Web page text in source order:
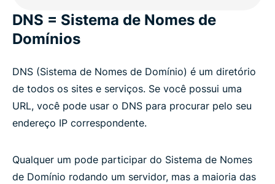
DNS = Sistema de Nomes de
Domínios
DNS (Sistema de Nomes de Domínio) é um diretório
de todos os sites e serviços. Se você possui uma
URL, você pode usar o DNS para procurar pelo seu
endereço IP correspondente.
Qualquer um pode participar do Sistema de Nomes
de Domínio rodando um servidor, mas a maioria das